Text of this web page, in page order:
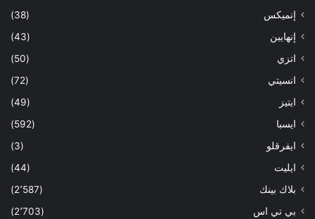
إنميكس
(38)
إنهايبن
(43)
اتزي
(50)
انسيتي
(72)
ايتيز
(49)
ايسبا
(592)
ايفرقلو
(3)
ايليت
(44)
بلاك بينك
(2٬587)
بي تي اس
(2٬703)